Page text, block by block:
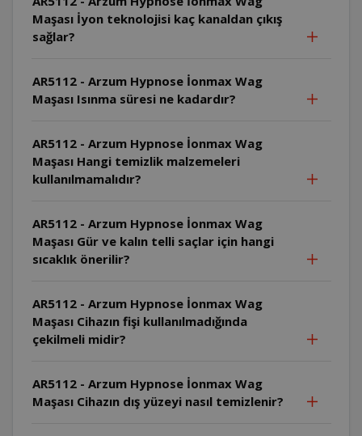
Maşası İyon teknolojisi kaç kanaldan çıkış
sağlar?
AR5112 - Arzum Hypnose İonmax Wag
Maşası Isınma süresi ne kadardır?
AR5112 - Arzum Hypnose İonmax Wag
Maşası Hangi temizlik malzemeleri
kullanılmamalıdır?
AR5112 - Arzum Hypnose İonmax Wag
Maşası Gür ve kalın telli saçlar için hangi
sıcaklık önerilir?
AR5112 - Arzum Hypnose İonmax Wag
Maşası Cihazın fişi kullanılmadığında
çekilmeli midir?
AR5112 - Arzum Hypnose İonmax Wag
Maşası Cihazın dış yüzeyi nasıl temizlenir?